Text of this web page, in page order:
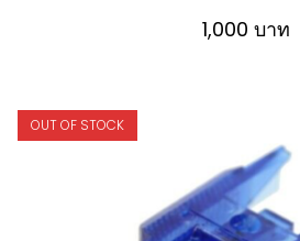
1,000 บาท
OUT OF STOCK